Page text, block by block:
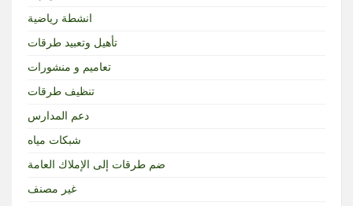
انشطة رياضية
تأهيل وتعبيد طرقات
تعاميم و منشورات
تنظيف طرقات
دعم المدارس
شبكات مياه
ضم طرقات إلى الإملاك العامة
غير مصنف